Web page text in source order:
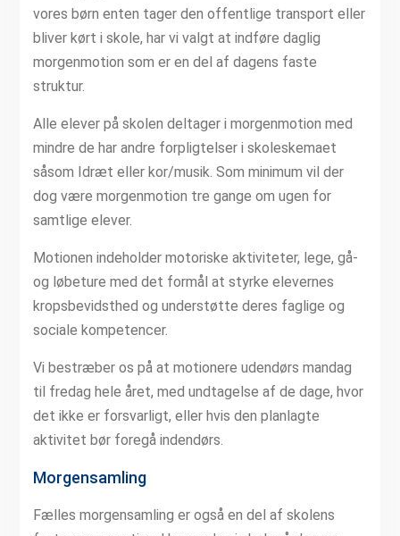
vores børn enten tager den offentlige transport eller
bliver kørt i skole, har vi valgt at indføre daglig
morgenmotion som er en del af dagens faste
struktur.
Alle elever på skolen deltager i morgenmotion med
mindre de har andre forpligtelser i skoleskemaet
såsom Idræt eller kor/musik. Som minimum vil der
dog være morgenmotion tre gange om ugen for
samtlige elever.
Motionen indeholder motoriske aktiviteter, lege, gå-
og løbeture med det formål at styrke elevernes
kropsbevidsthed og understøtte deres faglige og
sociale kompetencer.
Vi bestræber os på at motionere udendørs mandag
til fredag hele året, med undtagelse af de dage, hvor
det ikke er forsvarligt, eller hvis den planlagte
aktivitet bør foregå indendørs.
Morgensamling
Fælles morgensamling er også en del af skolens